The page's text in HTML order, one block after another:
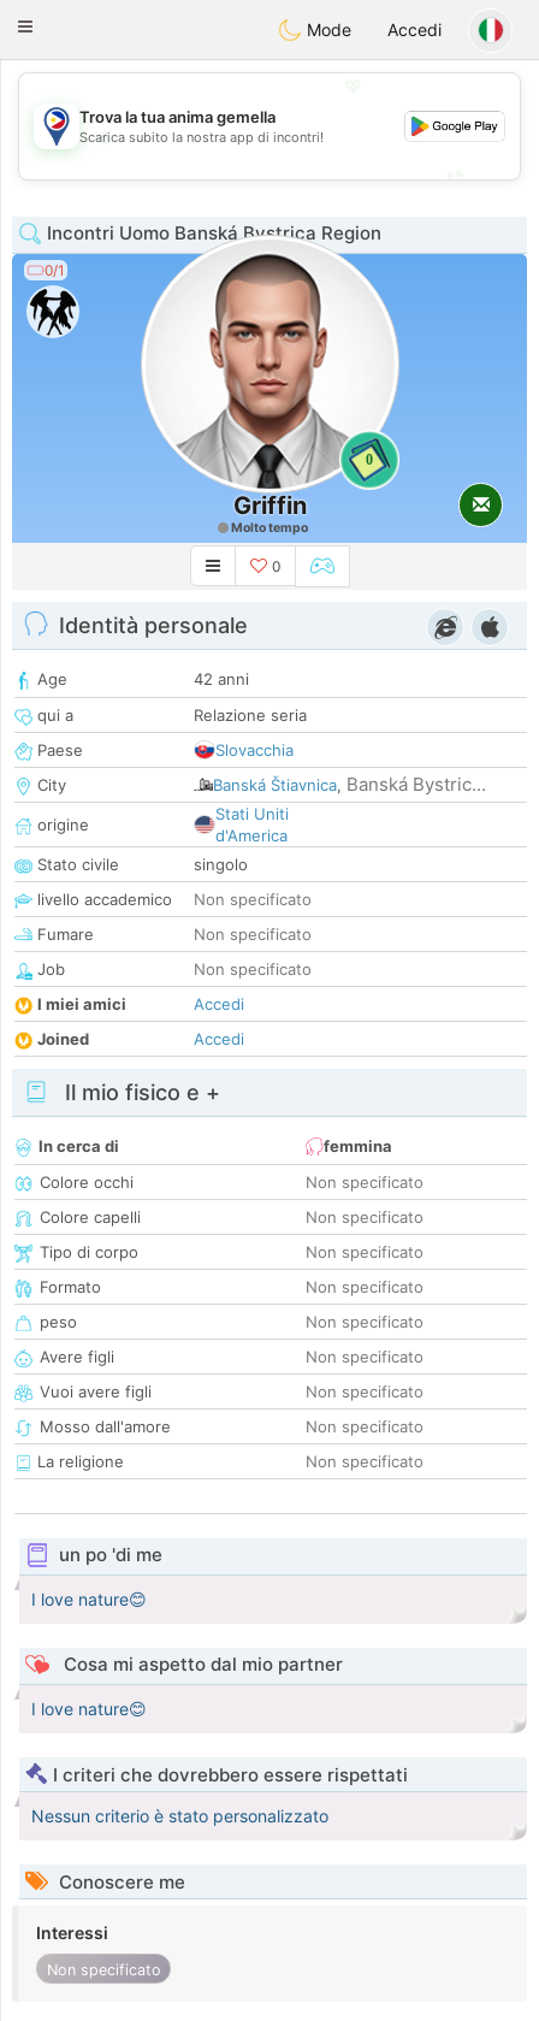
PhilippinesChat
Toggle
Mode Accedi
💖
💕
Trova la tua anima gemella
Scarica subito la nostra app di incontri!
Incontri Uomo Banská Bystrica Region
0/1
0
Griffin
Molto tempo
0
Identità personale
Age
42 anni
qui a
Relazione seria
Paese
Slovacchia
City
Banská Štiavnica, Banská Bystric...
origine
Stati Uniti
d'America
Stato civile
singolo
livello accademico
Non specificato
Fumare
Non specificato
Job
Non specificato
I miei amici
Accedi
Joined
Accedi
Il mio fisico e +
In cerca di
femmina
Colore occhi
Non specificato
Colore capelli
Non specificato
Tipo di corpo
Non specificato
Formato
Non specificato
peso
Non specificato
Avere figli
Non specificato
Vuoi avere figli
Non specificato
Mosso dall'amore
Non specificato
La religione
Non specificato
un po 'di me
I love nature😊
Cosa mi aspetto dal mio partner
I love nature😊
I criteri che dovrebbero essere rispettati
Nessun criterio è stato personalizzato
Conoscere me
Interessi
Non specificato